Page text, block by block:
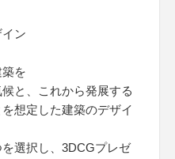
ン
を
と、これから発展する
想定した建築のデザイ
選択し、3DCGプレゼ